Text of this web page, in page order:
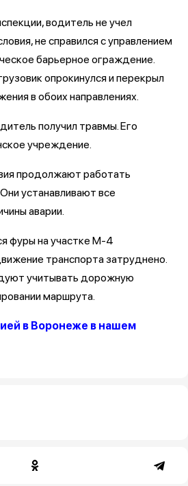
водитель не учел
не справился с управлением
барьерное ограждение.
опрокинулся и перекрыл
в обоих направлениях.
получил травмы. Его
учреждение.
продолжают работать
устанавливают все
аварии.
фуры на участке М-4
транспорта затруднено.
учитывать дорожную
маршрута.
в Воронеже в нашем